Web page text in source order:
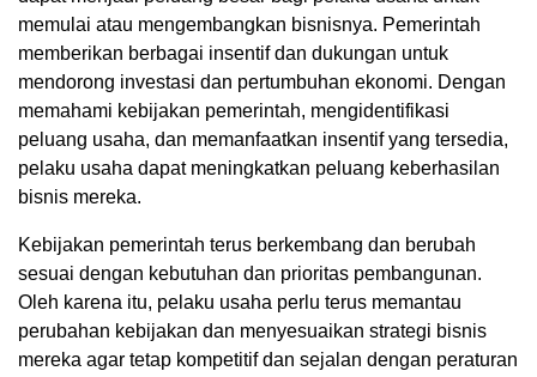
memulai atau mengembangkan bisnisnya. Pemerintah
memberikan berbagai insentif dan dukungan untuk
mendorong investasi dan pertumbuhan ekonomi. Dengan
memahami kebijakan pemerintah, mengidentifikasi
peluang usaha, dan memanfaatkan insentif yang tersedia,
pelaku usaha dapat meningkatkan peluang keberhasilan
bisnis mereka.
Kebijakan pemerintah terus berkembang dan berubah
sesuai dengan kebutuhan dan prioritas pembangunan.
Oleh karena itu, pelaku usaha perlu terus memantau
perubahan kebijakan dan menyesuaikan strategi bisnis
mereka agar tetap kompetitif dan sejalan dengan peraturan